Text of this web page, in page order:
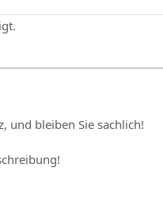
und bleiben Sie sachlich!